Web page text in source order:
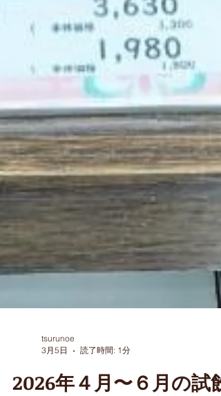
3月5日
読了時間: 1分